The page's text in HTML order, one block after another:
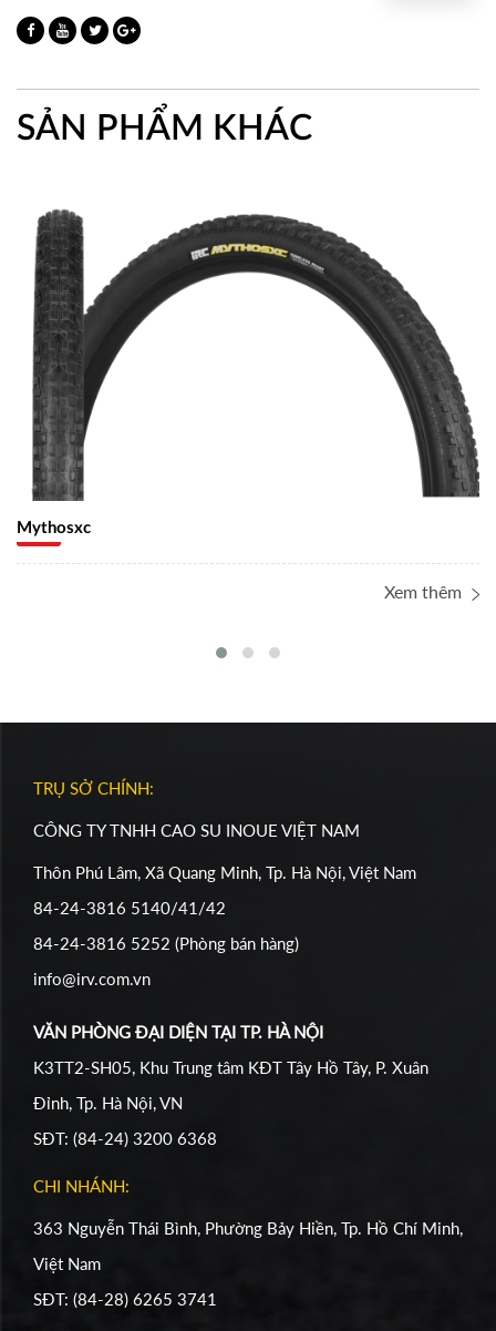
SẢN PHẨM KHÁC
Mythosxc
Xem thêm
TRỤ SỞ CHÍNH:
CÔNG TY TNHH CAO SU INOUE VIỆT NAM
Thôn Phú Lâm, Xã Quang Minh, Tp. Hà Nội, Việt Nam
84-24-3816 5140/41/42
84-24-3816 5252 (Phòng bán hàng)
info@irv.com.vn
VĂN PHÒNG ĐẠI DIỆN TẠI TP. HÀ NỘI
K3TT2-SH05, Khu Trung tâm KĐT Tây Hồ Tây, P. Xuân
Đỉnh, Tp. Hà Nội, VN
SĐT: (84-24) 3200 6368
CHI NHÁNH:
363 Nguyễn Thái Bình, Phường Bảy Hiền, Tp. Hồ Chí Minh,
Việt Nam
SĐT: (84-28) 6265 3741